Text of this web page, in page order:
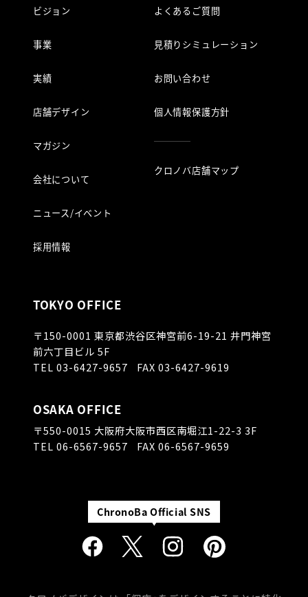
ビジョン
事業
実績
店舗デザイン
マガジン
会社について
ニュース/イベント
採用情報
よくあるご質問
見積りシミュレーション
お問い合わせ
個人情報保護方針
クロノバ店舗マップ
TOKYO OFFICE
〒150-0001 東京都渋谷区神宮前6-19-21 井門神宮
前六丁目ビル 5F
TEL 03-6427-9657 FAX 03-6427-9619
OSAKA OFFICE
〒550-0015 大阪府大阪市西区南堀江1-22-3 3F
TEL 06-6567-9657 FAX 06-6567-9659